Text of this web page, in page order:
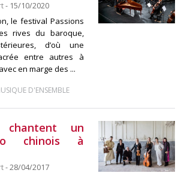
- 15/10/2020
le festival Passions
rives du baroque,
d’où une
entre autres à
en marge des ...
D'ENSEMBLE
chantent un
chinois à
- 28/04/2017